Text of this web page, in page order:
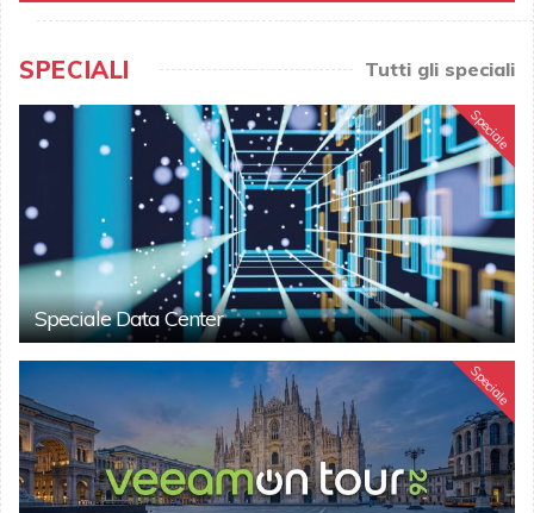
SPECIALI Tutti gli speciali
Speciale
Speciale Data Center
Speciale